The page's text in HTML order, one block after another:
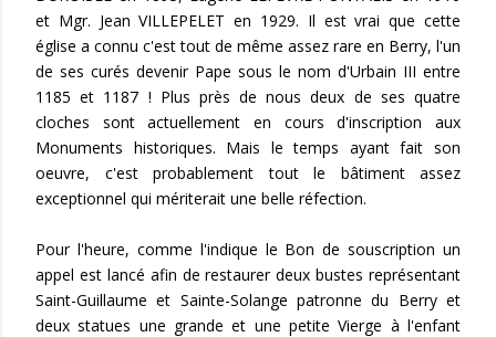
et Mgr. Jean VILLEPELET en 1929. Il est vrai que cette
église a connu c'est tout de même assez rare en Berry, l'un
de ses curés devenir Pape sous le nom d'Urbain III entre
1185 et 1187 ! Plus près de nous deux de ses quatre
cloches sont actuellement en cours d'inscription aux
Monuments historiques. Mais le temps ayant fait son
oeuvre, c'est probablement tout le bâtiment assez
exceptionnel qui mériterait une belle réfection.
Pour l'heure, comme l'indique le Bon de souscription un
appel est lancé afin de restaurer deux bustes représentant
Saint-Guillaume et Sainte-Solange patronne du Berry et
deux statues une grande et une petite Vierge à l'enfant